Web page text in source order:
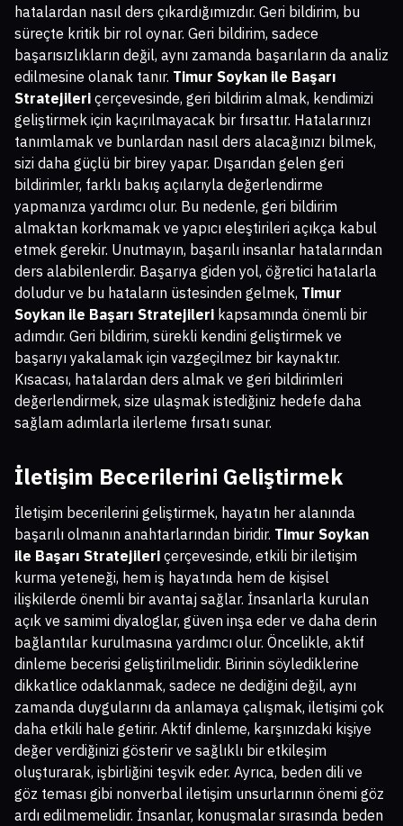
hatalardan nasıl ders çıkardığımızdır. Geri bildirim, bu
süreçte kritik bir rol oynar. Geri bildirim, sadece
başarısızlıkların değil, aynı zamanda başarıların da analiz
edilmesine olanak tanır. Timur Soykan ile Başarı
Stratejileri çerçevesinde, geri bildirim almak, kendimizi
geliştirmek için kaçırılmayacak bir fırsattır. Hatalarınızı
tanımlamak ve bunlardan nasıl ders alacağınızı bilmek,
sizi daha güçlü bir birey yapar. Dışarıdan gelen geri
bildirimler, farklı bakış açılarıyla değerlendirme
yapmanıza yardımcı olur. Bu nedenle, geri bildirim
almaktan korkmamak ve yapıcı eleştirileri açıkça kabul
etmek gerekir. Unutmayın, başarılı insanlar hatalarından
ders alabilenlerdir. Başarıya giden yol, öğretici hatalarla
doludur ve bu hataların üstesinden gelmek, Timur
Soykan ile Başarı Stratejileri kapsamında önemli bir
adımdır. Geri bildirim, sürekli kendini geliştirmek ve
başarıyı yakalamak için vazgeçilmez bir kaynaktır.
Kısacası, hatalardan ders almak ve geri bildirimleri
değerlendirmek, size ulaşmak istediğiniz hedefe daha
sağlam adımlarla ilerleme fırsatı sunar.
İletişim Becerilerini Geliştirmek
İletişim becerilerini geliştirmek, hayatın her alanında
başarılı olmanın anahtarlarından biridir. Timur Soykan
ile Başarı Stratejileri çerçevesinde, etkili bir iletişim
kurma yeteneği, hem iş hayatında hem de kişisel
ilişkilerde önemli bir avantaj sağlar. İnsanlarla kurulan
açık ve samimi diyaloglar, güven inşa eder ve daha derin
bağlantılar kurulmasına yardımcı olur. Öncelikle, aktif
dinleme becerisi geliştirilmelidir. Birinin söylediklerine
dikkatlice odaklanmak, sadece ne dediğini değil, aynı
zamanda duygularını da anlamaya çalışmak, iletişimi çok
daha etkili hale getirir. Aktif dinleme, karşınızdaki kişiye
değer verdiğinizi gösterir ve sağlıklı bir etkileşim
oluşturarak, işbirliğini teşvik eder. Ayrıca, beden dili ve
göz teması gibi nonverbal iletişim unsurlarının önemi göz
ardı edilmemelidir. İnsanlar, konuşmalar sırasında beden